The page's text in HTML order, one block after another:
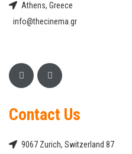
Athens, Greece
info@thecinema.gr
Contact Us
9067 Zurich, Switzerland 87